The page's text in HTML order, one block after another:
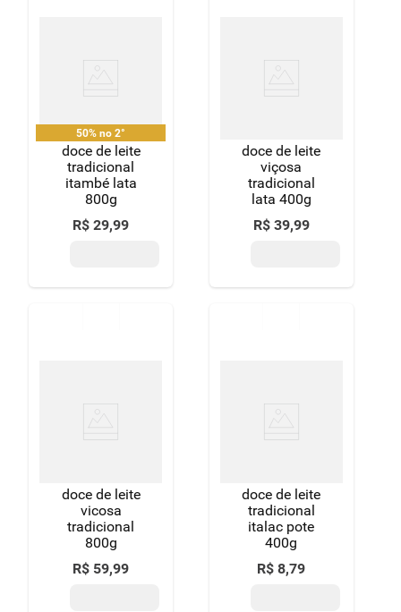
50% no 2°
doce de leite
tradicional
itambé lata
800g
R$ 29,99
doce de leite
viçosa
tradicional
lata 400g
R$ 39,99
doce de leite
vicosa
tradicional
800g
R$ 59,99
doce de leite
tradicional
italac pote
400g
R$ 8,79